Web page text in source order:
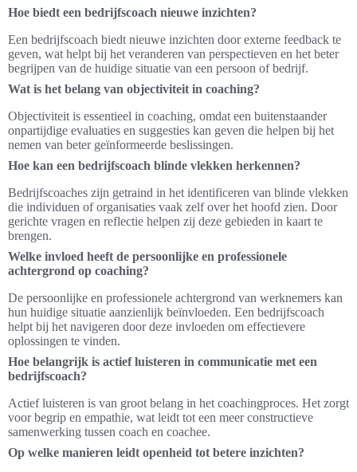
Hoe biedt een bedrijfscoach nieuwe inzichten?
Een bedrijfscoach biedt nieuwe inzichten door externe feedback te
geven, wat helpt bij het veranderen van perspectieven en het beter
begrijpen van de huidige situatie van een persoon of bedrijf.
Wat is het belang van objectiviteit in coaching?
Objectiviteit is essentieel in coaching, omdat een buitenstaander
onpartijdige evaluaties en suggesties kan geven die helpen bij het
nemen van beter geïnformeerde beslissingen.
Hoe kan een bedrijfscoach blinde vlekken herkennen?
Bedrijfscoaches zijn getraind in het identificeren van blinde vlekken
die individuen of organisaties vaak zelf over het hoofd zien. Door
gerichte vragen en reflectie helpen zij deze gebieden in kaart te
brengen.
Welke invloed heeft de persoonlijke en professionele
achtergrond op coaching?
De persoonlijke en professionele achtergrond van werknemers kan
hun huidige situatie aanzienlijk beïnvloeden. Een bedrijfscoach
helpt bij het navigeren door deze invloeden om effectievere
oplossingen te vinden.
Hoe belangrijk is actief luisteren in communicatie met een
bedrijfscoach?
Actief luisteren is van groot belang in het coachingproces. Het zorgt
voor begrip en empathie, wat leidt tot een meer constructieve
samenwerking tussen coach en coachee.
Op welke manieren leidt openheid tot betere inzichten?